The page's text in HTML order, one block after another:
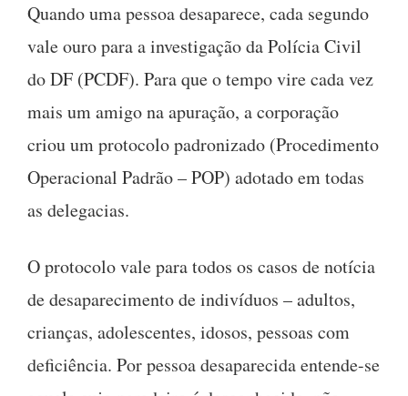
Quando uma pessoa desaparece, cada segundo
vale ouro para a investigação da Polícia Civil
do DF (PCDF). Para que o tempo vire cada vez
mais um amigo na apuração, a corporação
criou um protocolo padronizado (Procedimento
Operacional Padrão – POP) adotado em todas
as delegacias.
O protocolo vale para todos os casos de notícia
de desaparecimento de indivíduos – adultos,
crianças, adolescentes, idosos, pessoas com
deficiência. Por pessoa desaparecida entende-se